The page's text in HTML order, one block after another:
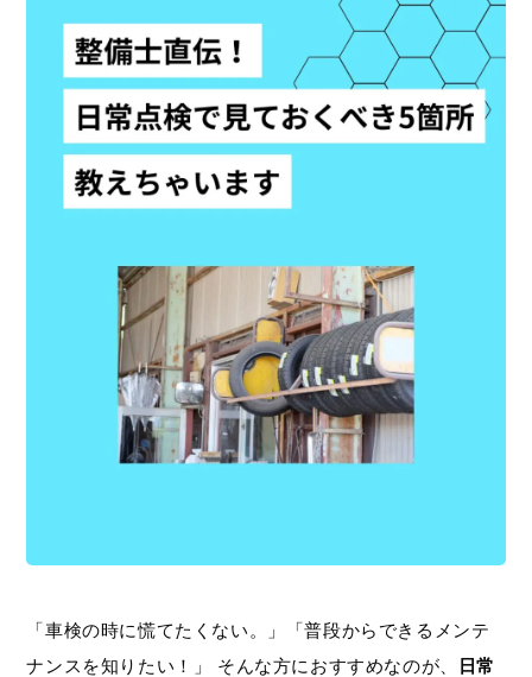
「車検の時に慌てたくない。」「普段からできるメンテ
ナンスを知りたい！」 そんな方におすすめなのが、
日常